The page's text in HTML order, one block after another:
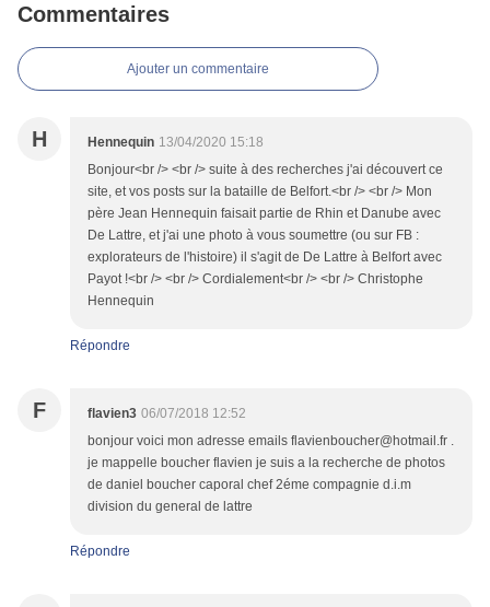
Commentaires
Ajouter un commentaire
H Hennequin 13/04/2020 15:18
Bonjour<br /> <br /> suite à des recherches j'ai découvert ce
site, et vos posts sur la bataille de Belfort.<br /> <br /> Mon
père Jean Hennequin faisait partie de Rhin et Danube avec
De Lattre, et j'ai une photo à vous soumettre (ou sur FB :
explorateurs de l'histoire) il s'agit de De Lattre à Belfort avec
Payot !<br /> <br /> Cordialement<br /> <br /> Christophe
Hennequin
Répondre
F flavien3 06/07/2018 12:52
bonjour voici mon adresse emails flavienboucher@hotmail.fr .
je mappelle boucher flavien je suis a la recherche de photos
de daniel boucher caporal chef 2éme compagnie d.i.m
division du general de lattre
Répondre